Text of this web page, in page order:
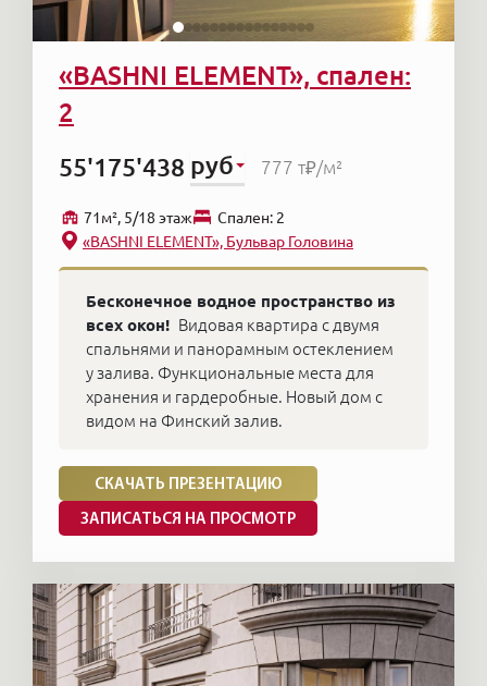
«BASHNI ELEMENT», спален:
2
55'175'438 руб 777 т₽/м²
71м², 5/18 этаж
Cпален: 2
«BASHNI ELEMENT», Бульвар Головина
Бесконечное водное пространство из
всех окон! Видовая квартира с двумя
спальнями и панорамным остеклением
у залива. Функциональные места для
хранения и гардеробные. Новый дом с
видом на Финский залив.
СКАЧАТЬ ПРЕЗЕНТАЦИЮ
ЗАПИСАТЬСЯ НА ПРОСМОТР